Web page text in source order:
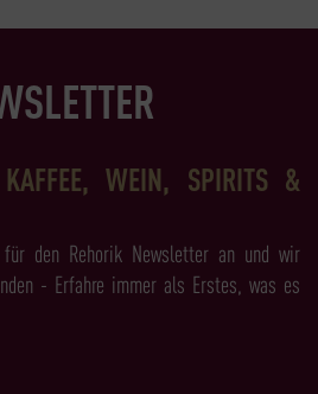
WEIN, SPIRITS &
den Rehorik Newsletter an und wir
- Erfahre immer als Erstes, was es